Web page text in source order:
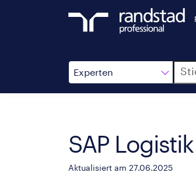
Experten
Suche
SAP
Aktualisiert am 27.06.2025